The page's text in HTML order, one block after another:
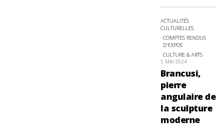
ACTUALITÉS
CULTURELLES
COMPTES RENDUS
D'EXPOS
CULTURE & ARTS
5 MAI 2024
Brancusi,
pierre
angulaire de
la sculpture
moderne